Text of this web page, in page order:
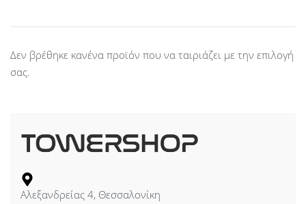
Δεν βρέθηκε κανένα προϊόν που να ταιριάζει με την επιλογή
σας.
Αλεξανδρείας 4, Θεσσαλονίκη